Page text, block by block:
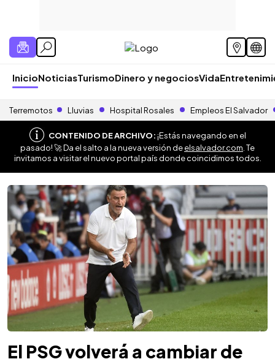
InicioNoticiasTurismoDinero y negociosVida
Terremotos Lluvias Hospital Rosales Empleos El Salvador
CONTENIDO DE ARCHIVO:¡Estás navegando en el
pasado! 🚀 Da el salto a la nueva versión deelsalvador.com . Te
invitamos a visitar el nuevo portal país donde coincidimos todos.
El PSG volverá a cambiar de